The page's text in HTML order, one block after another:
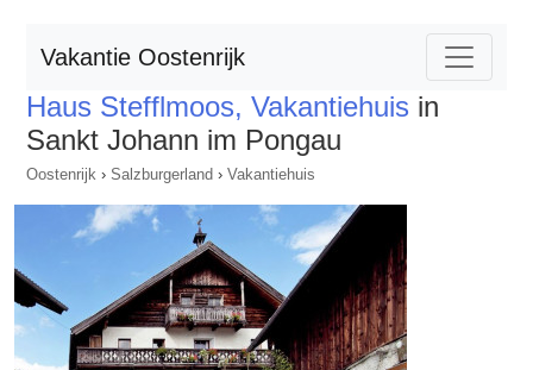
Vakantie Oostenrijk
Haus Stefflmoos, Vakantiehuis in
Sankt Johann im Pongau
Oostenrijk › Salzburgerland › Vakantiehuis